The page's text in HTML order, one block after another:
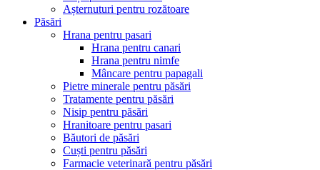
Așternuturi pentru rozătoare
Păsări
Hrana pentru pasari
Hrana pentru canari
Hrana pentru nimfe
Mâncare pentru papagali
Pietre minerale pentru păsări
Tratamente pentru păsări
Nisip pentru păsări
Hranitoare pentru pasari
Băutori de păsări
Cuști pentru păsări
Farmacie veterinară pentru păsări